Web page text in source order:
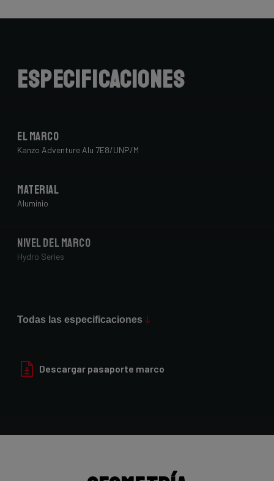
Especificaciones
El marco
Kanzo Adventure Alu 7E8/UNP/M
Material
Aluminio
Nivel del marco
Hydro Series
Glossy
Todas las especificaciones
Descargar pasaporte marco